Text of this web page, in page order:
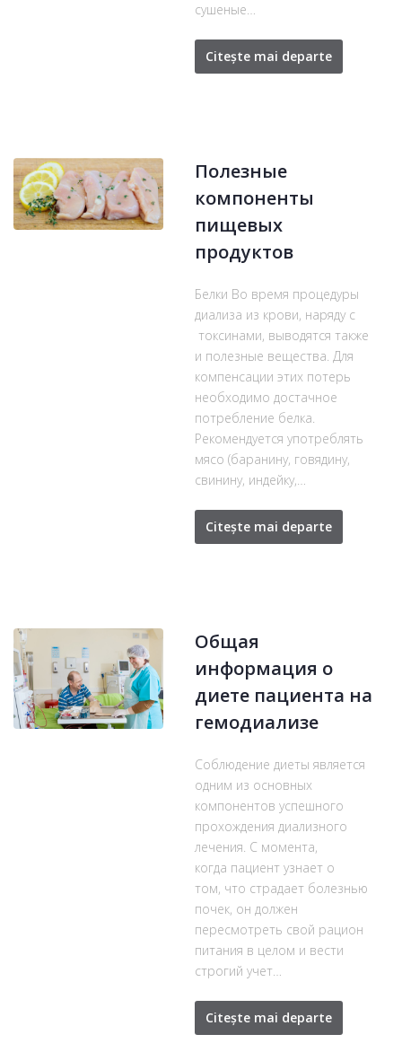
сушеные…
Citește mai departe
Полезные
компоненты
пищевых
продуктов
Белки Во время процедуры
диализа из крови, наряду с
токсинами, выводятся также
и полезные вещества. Для
компенсации этих потерь
необходимо достачное
потребление белка.
Рекомендуется употреблять
мясо (баранину, говядину,
свинину, индейку,…
Citește mai departe
Общая
информация о
диете пациента на
гемодиализе
Соблюдение диеты является
одним из основных
компонентов успешного
прохождения диализного
лечения. С момента,
когда пациент узнает о
том, что страдает болезнью
почек, он должен
пересмотреть свой рацион
питания в целом и вести
строгий учет…
Citește mai departe